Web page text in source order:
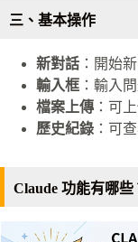
三、基本操作
新對話 ：開始
輸入框 ：輸入
檔案上傳 ：可
歷史紀錄 ：可
Claude 功能有哪